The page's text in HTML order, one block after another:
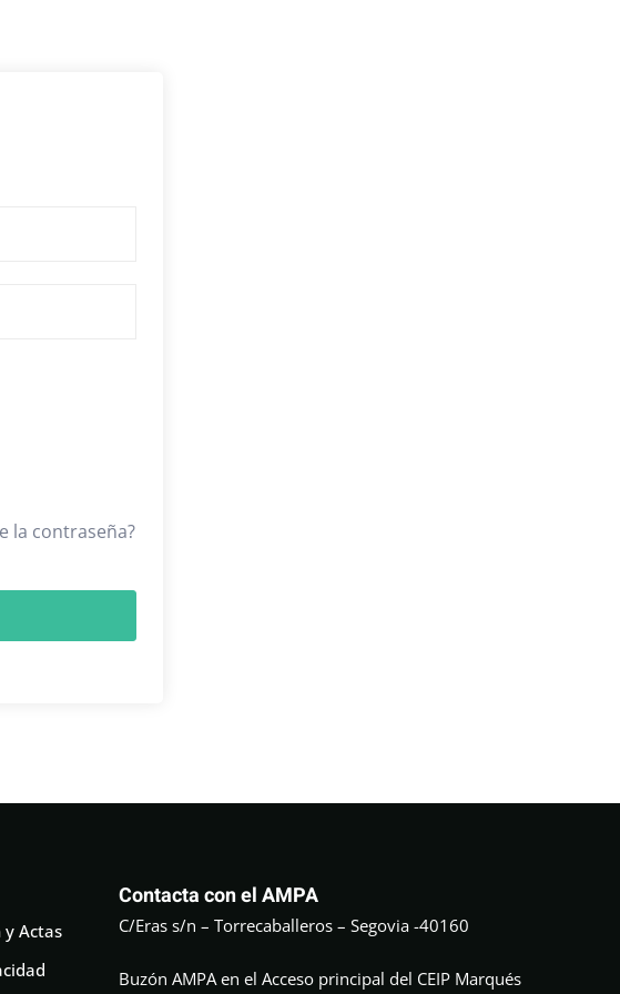
la contraseña?
Actas
Contacta con el AMPA
C/Eras s/n – Torrecaballeros – Segovia -40160
Buzón AMPA en el Acceso principal del CEIP Marqués